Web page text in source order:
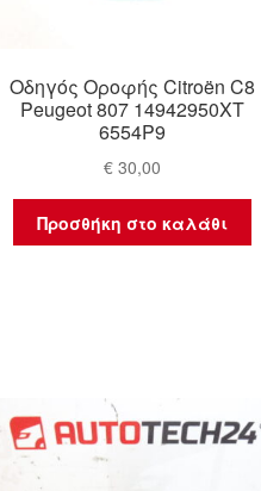
Οδηγός Οροφής Citroën C8
Peugeot 807 14942950XT
6554P9
€30,00
Προσθήκη στο καλάθι